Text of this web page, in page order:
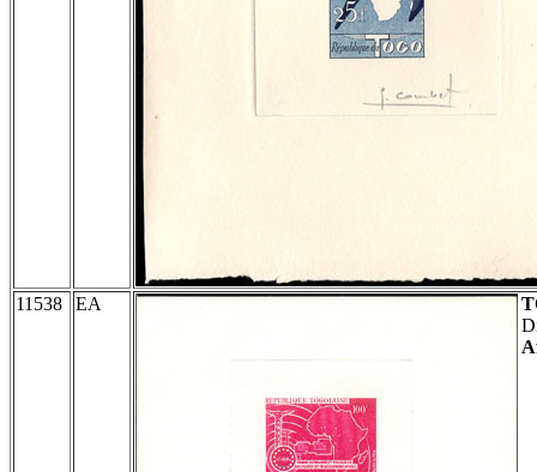
11538 EA